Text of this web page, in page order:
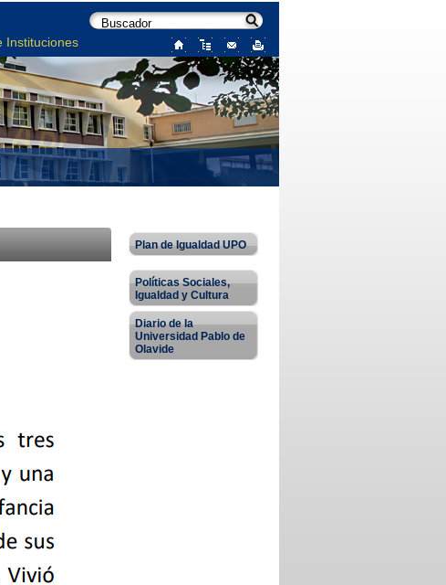
Instituciones
Plan de Igualdad UPO
Políticas Sociales,
Igualdad y Cultura
Diario de la
Universidad Pablo de
Olavide